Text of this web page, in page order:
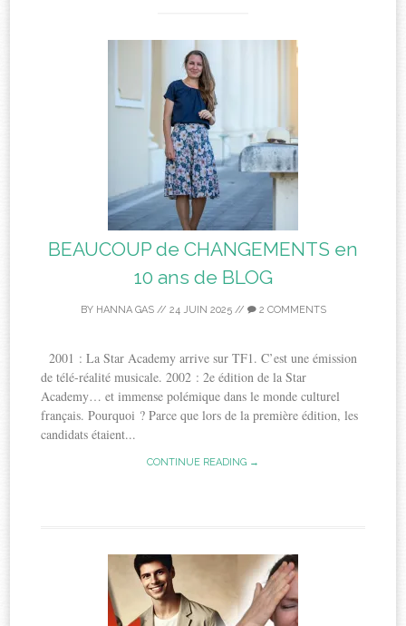
BEAUCOUP de CHANGEMENTS en
10 ans de BLOG
BY HANNA GAS// 24 JUIN 2025// 2 COMMENTS
2001 : La Star Academy arrive sur TF1. C’est une émission
de télé-réalité musicale. 2002 : 2e édition de la Star
Academy… et immense polémique dans le monde culturel
français. Pourquoi ? Parce que lors de la première édition, les
candidats étaient...
CONTINUE READING →